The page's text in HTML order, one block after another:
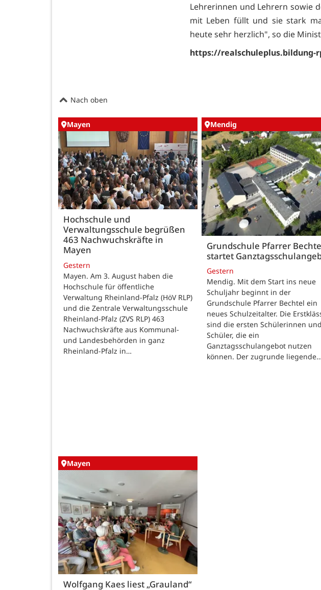
Lehrerinnen und Lehrern sowie
mit Leben füllt und sie stark
heute sehr herzlich", so die
https://realschuleplus.bildung-
Nach oben
Mayen
Hochschule und
Verwaltungsschule begrüßen
463 Nachwuchskräfte in
Mayen
Gestern
Mayen. Am 3. August haben die
Hochschule für öffentliche
Verwaltung Rheinland-Pfalz (HöV RLP)
und die Zentrale Verwaltungsschule
Rheinland-Pfalz (ZVS RLP) 463
Nachwuchskräfte aus Kommunal-
und Landesbehörden in ganz
Rheinland-Pfalz in…
Mendig
Grundschule Pfarrer
startet
Gestern
Mendig. Mit dem Start ins neue
Schuljahr beginnt in der
Grundschule Pfarrer Bechtel ein
neues Schulzeitalter. Die
sind die ersten Schülerinnen und
Schüler, die ein
Ganztagsschulangebot nutzen
können. Der zugrunde liegende…
Mayen
Wolfgang Kaes liest „Grauland“